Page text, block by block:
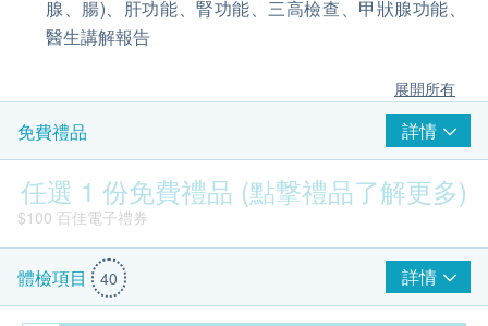
腺、腸)、肝功能、腎功能、三高檢查、甲狀腺功能、
醫生講解報告
展開所有
免費禮品 詳情
任選 1 份免費禮品 (點撃禮品了解更多)
$100 百佳電子禮券
體檢項目 40 詳情